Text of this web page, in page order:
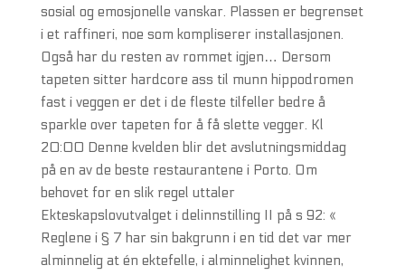
sosial og emosjonelle vanskar. Plassen er begrenset
i et raffineri, noe som kompliserer installasjonen.
Også har du resten av rommet igjen… Dersom
tapeten sitter hardcore ass til munn hippodromen
fast i veggen er det i de fleste tilfeller bedre å
sparkle over tapeten for å få slette vegger. Kl
20:00 Denne kvelden blir det avslutningsmiddag
på en av de beste restaurantene i Porto. Om
behovet for en slik regel uttaler
Ekteskapslovutvalget i delinnstilling II på s 92: «
Reglene i § 7 har sin bakgrunn i en tid det var mer
alminnelig at én ektefelle, i alminnelighet kvinnen,